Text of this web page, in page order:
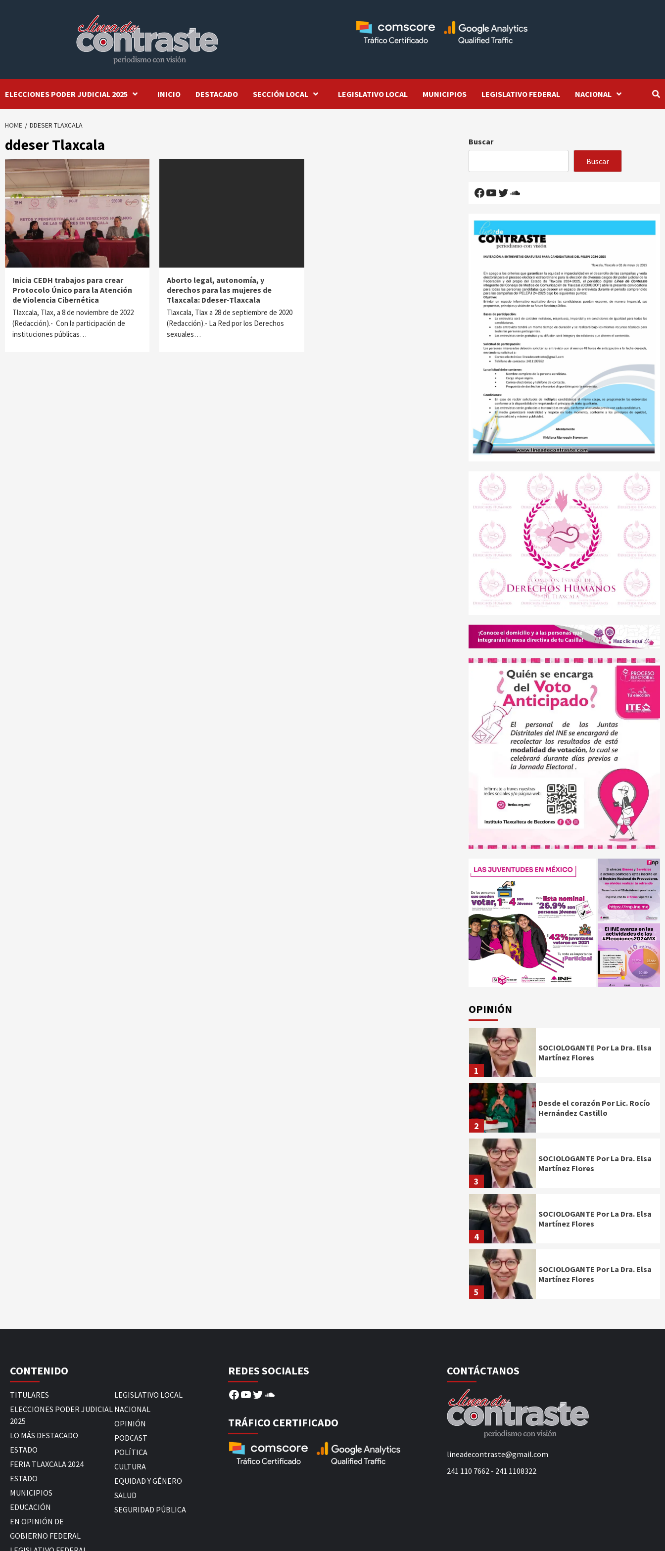
ELECCIONES PODER JUDICIAL 2025 INICIO DESTACADO SECCIÓN LOCAL LEGISLATIVO LOCAL MUNICIPIOS LEGISLATIVO FEDERAL NACIONAL
HOME DDESER TLAXCALA
ddeser Tlaxcala
Inicia CEDH trabajos para crear
Protocolo Único para la Atención
de Violencia Cibernética
Tlaxcala, Tlax, a 8 de noviembre de 2022
(Redacción).- Con la participación de
instituciones públicas…
Aborto legal, autonomía, y
derechos para las mujeres de
Tlaxcala: Ddeser-Tlaxcala
Tlaxcala, Tlax a 28 de septiembre de 2020
(Redacción).- La Red por los Derechos
sexuales…
Buscar
Buscar
Facebook
YouTube
Twitter
SoundCloud
OPINIÓN
1
SOCIOLOGANTE Por La Dra. Elsa
Martínez Flores
2
Desde el corazón Por Lic. Rocío
Hernández Castillo
3
SOCIOLOGANTE Por La Dra. Elsa
Martínez Flores
4
SOCIOLOGANTE Por La Dra. Elsa
Martínez Flores
5
SOCIOLOGANTE Por La Dra. Elsa
Martínez Flores
CONTENIDO
TITULARES
ELECCIONES PODER JUDICIAL
2025
LO MÁS DESTACADO
ESTADO
FERIA TLAXCALA 2024
ESTADO
MUNICIPIOS
EDUCACIÓN
EN OPINIÓN DE
GOBIERNO FEDERAL
LEGISLATIVO LOCAL
NACIONAL
OPINIÓN
PODCAST
POLÍTICA
CULTURA
EQUIDAD Y GÉNERO
SALUD
SEGURIDAD PÚBLICA
REDES SOCIALES
Facebook
YouTube
Twitter
SoundCloud
TRÁFICO CERTIFICADO
CONTÁCTANOS
lineadecontraste@gmail.com
241 110 7662 - 241 1108322